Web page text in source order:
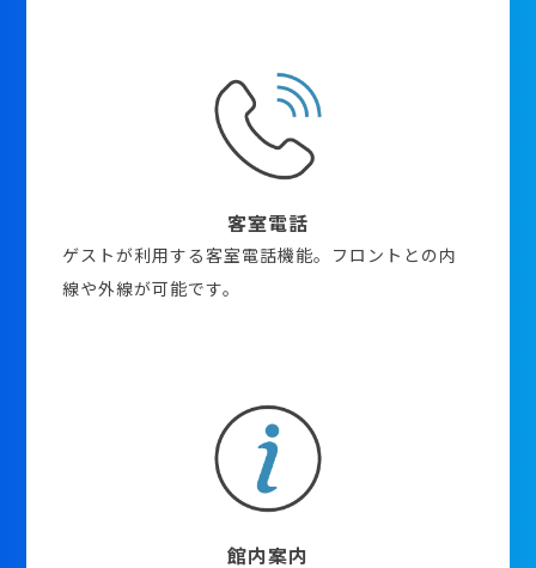
客室電話
ゲストが利用する客室電話機能。フロントとの内
線や外線が可能です。
館内案内